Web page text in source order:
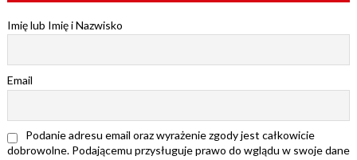
Imię lub Imię i Nazwisko
Email
Podanie adresu email oraz wyrażenie zgody jest całkowicie
dobrowolne. Podającemu przysługuje prawo do wglądu w swoje dane